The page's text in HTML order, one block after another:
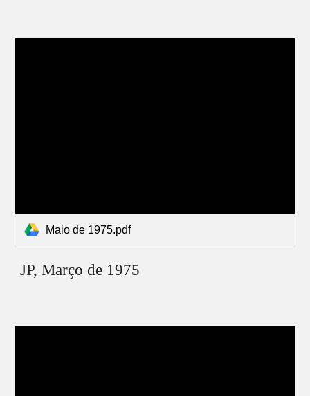
Maio de 1975.pdf
JP,Março de 1975